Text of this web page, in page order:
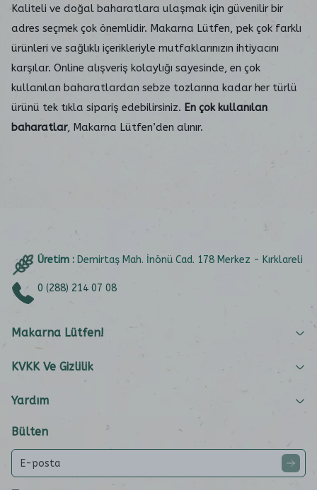
Kaliteli ve doğal baharatlara ulaşmak için güvenilir bir
adres seçmek çok önemlidir. Makarna Lütfen, pek çok farklı
ürünleri ve sağlıklı içerikleriyle mutfaklarınızın ihtiyacını
karşılar. Online alışveriş kolaylığı sayesinde, en çok
kullanılan baharatlardan sebze tozlarına kadar her türlü
ürünü tek tıkla sipariş edebilirsiniz. En çok kullanılan
baharatlar, Makarna Lütfen’den alınır.
Üretim : Demirtaş Mah. İnönü Cad. 178 Merkez - Kırklareli
0 (288) 214 07 08
Makarna Lütfen!
KVKK Ve Gizlilik
Yardım
Bülten